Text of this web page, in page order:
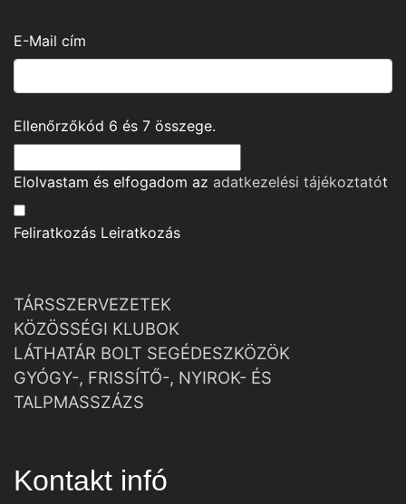
E-Mail cím
Ellenőrzőkód 6 és 7 összege.
Elolvastam és elfogadom az adatkezelési tájékoztatót
Feliratkozás Leiratkozás
TÁRSSZERVEZETEK
KÖZÖSSÉGI KLUBOK
LÁTHATÁR BOLT SEGÉDESZKÖZÖK
GYÓGY-, FRISSÍTŐ-, NYIROK- ÉS
TALPMASSZÁZS
Kontakt infó